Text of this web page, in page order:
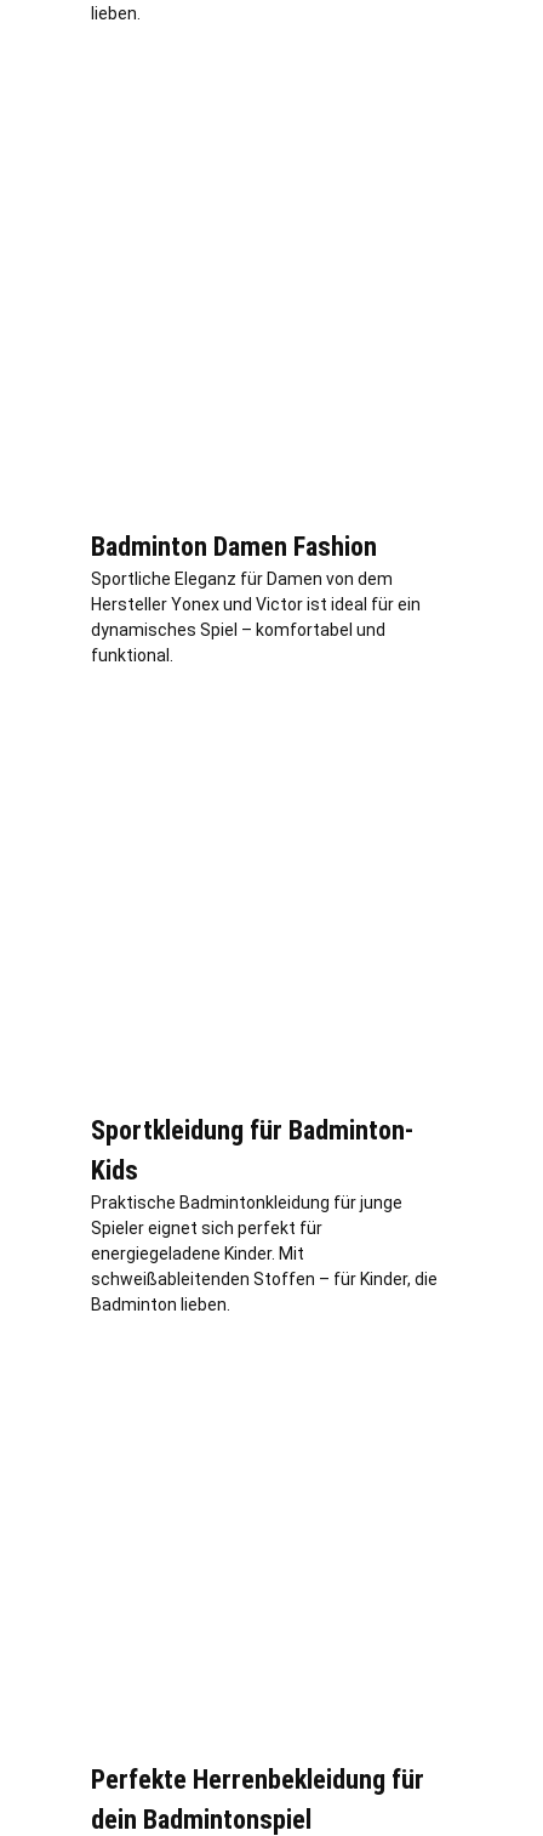
lieben.
Badminton Damen Fashion
Sportliche Eleganz für Damen von dem
Hersteller Yonex und Victor ist ideal für ein
dynamisches Spiel – komfortabel und
funktional.
Sportkleidung für Badminton-
Kids
Praktische Badmintonkleidung für junge
Spieler eignet sich perfekt für
energiegeladene Kinder. Mit
schweißableitenden Stoffen – für Kinder, die
Badminton lieben.
Perfekte Herrenbekleidung für
dein Badmintonspiel